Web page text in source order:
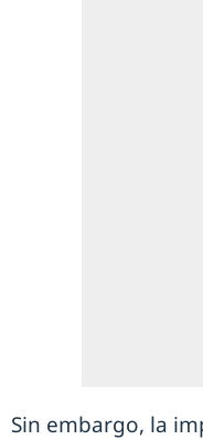
Sin embargo, la